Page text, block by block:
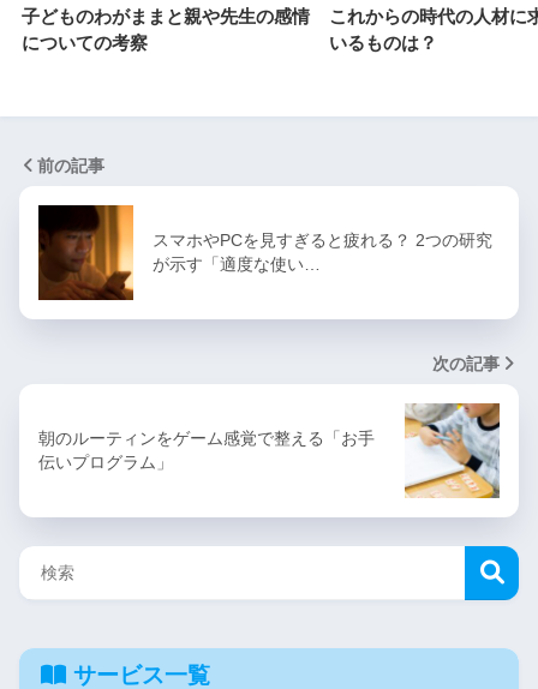
子どものわがままと親や先生の感情
についての考察
これからの時代の人材に
いるものは？
前の記事
スマホやPCを見すぎると疲れる？ 2つの研究
が示す「適度な使い…
次の記事
朝のルーティンをゲーム感覚で整える「お手
伝いプログラム」
サービス一覧